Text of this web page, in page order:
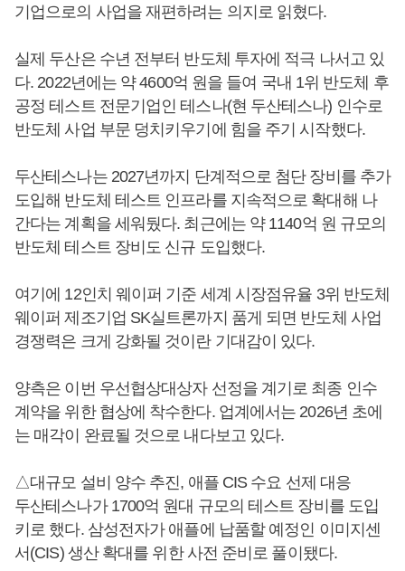
기업으로의 사업을 재편하려는 의지로 읽혔다.
실제 두산은 수년 전부터 반도체 투자에 적극 나서고 있
다. 2022년에는 약 4600억 원을 들여 국내 1위 반도체 후
공정 테스트 전문기업인 테스나(현 두산테스나) 인수로
반도체 사업 부문 덩치키우기에 힘을 주기 시작했다.
두산테스나는 2027년까지 단계적으로 첨단 장비를 추가
도입해 반도체 테스트 인프라를 지속적으로 확대해 나
간다는 계획을 세워뒀다. 최근에는 약 1140억 원 규모의
반도체 테스트 장비도 신규 도입했다.
여기에 12인치 웨이퍼 기준 세계 시장점유율 3위 반도체
웨이퍼 제조기업 SK실트론까지 품게 되면 반도체 사업
경쟁력은 크게 강화될 것이란 기대감이 있다.
양측은 이번 우선협상대상자 선정을 계기로 최종 인수
계약을 위한 협상에 착수한다. 업계에서는 2026년 초에
는 매각이 완료될 것으로 내다보고 있다.
△대규모 설비 양수 추진, 애플 CIS 수요 선제 대응
두산테스나가 1700억 원대 규모의 테스트 장비를 도입
키로 했다. 삼성전자가 애플에 납품할 예정인 이미지센
서(CIS) 생산 확대를 위한 사전 준비로 풀이됐다.